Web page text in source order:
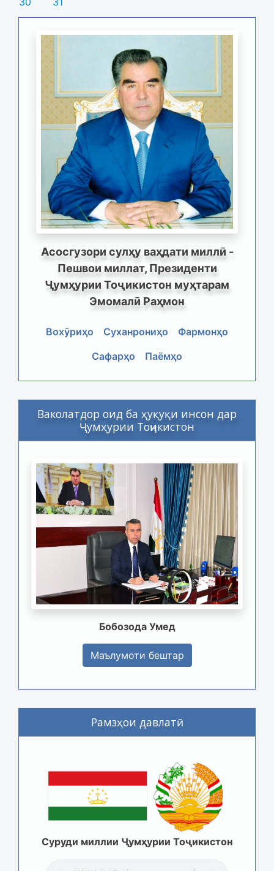
Асосгузори сулҳу ваҳдати миллӣ -
Пешвои миллат, Президенти
Ҷумҳурии Тоҷикистон муҳтарам
Эмомалӣ Раҳмон
Вохӯриҳо Суханрониҳо
Фармонҳо
Сафарҳо
Паёмҳо
Ваколатдор оид ба ҳуқуқи инсон дар
Ҷумҳурии Тоҷикистон
Бобозода Умед
Маълумоти бештар
Рамзҳои давлатӣ
Суруди миллии Ҷумҳурии Тоҷикистон